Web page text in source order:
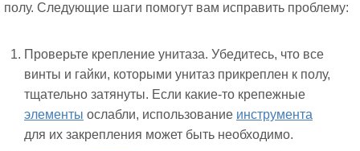
полу. Следующие шаги помогут вам исправить проблему:
Проверьте крепление унитаза. Убедитесь, что все
винты и гайки, которыми унитаз прикреплен к полу,
тщательно затянуты. Если какие-то крепежные
элементы ослабли, использование инструмента
для их закрепления может быть необходимо.